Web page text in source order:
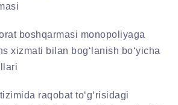
boshqarmasi monopoliyaga
xizmati bilan bog‘lanish bo‘yicha
raqobat to‘g‘risidagi